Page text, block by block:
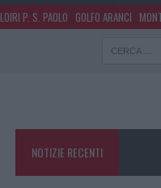
LOIRI P. S. PAOLO GOLFO ARANCI
NOTIZIE RECENTI